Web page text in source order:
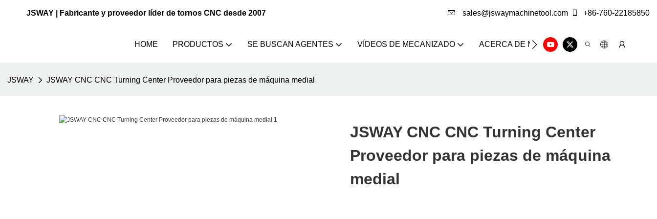
JSWAY | Fabricante y proveedor líder de tornos CNC desde 2007 sales@jswaymachinetool.com +86-760-22185850
HOME PRODUCTOS SE BUSCAN AGENTES VÍDEOS DE MECANIZADO ACERCA DE NOSOTROS SOLUCIÓN
JSWAY JSWAY CNC CNC Turning Center Proveedor para piezas de máquina medial
JSWAY CNC CNC Turning Center
Proveedor para piezas de máquina
medial